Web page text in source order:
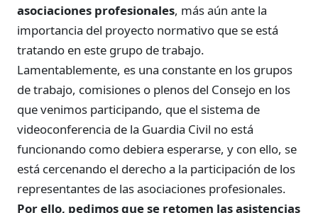
asociaciones profesionales, más aún ante la
importancia del proyecto normativo que se está
tratando en este grupo de trabajo.
Lamentablemente, es una constante en los grupos
de trabajo, comisiones o plenos del Consejo en los
que venimos participando, que el sistema de
videoconferencia de la Guardia Civil no está
funcionando como debiera esperarse, y con ello, se
está cercenando el derecho a la participación de los
representantes de las asociaciones profesionales.
Por ello, pedimos que se retomen las asistencias